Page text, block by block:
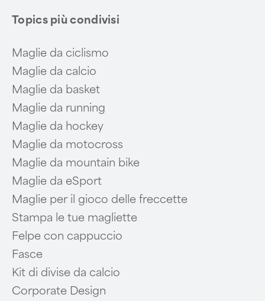
Topics più condivisi
Maglie da ciclismo
Maglie da calcio
Maglie da basket
Maglie da running
Maglie da hockey
Maglie da motocross
Maglie da mountain bike
Maglie da eSport
Maglie per il gioco delle freccette
Stampa le tue magliette
Felpe con cappuccio
Fasce
Kit di divise da calcio
Corporate Design